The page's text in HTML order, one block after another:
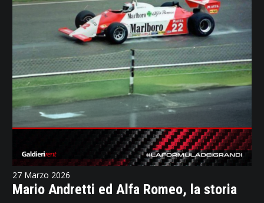
27 Marzo 2026
Mario Andretti ed Alfa Romeo, la storia